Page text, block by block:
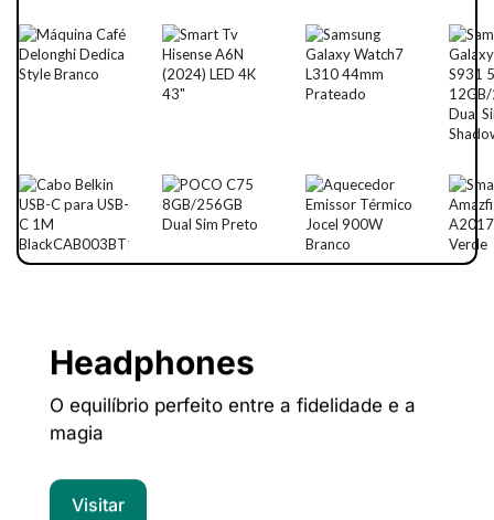
Headphones
O equilíbrio perfeito entre a fidelidade e a
magia
Visitar